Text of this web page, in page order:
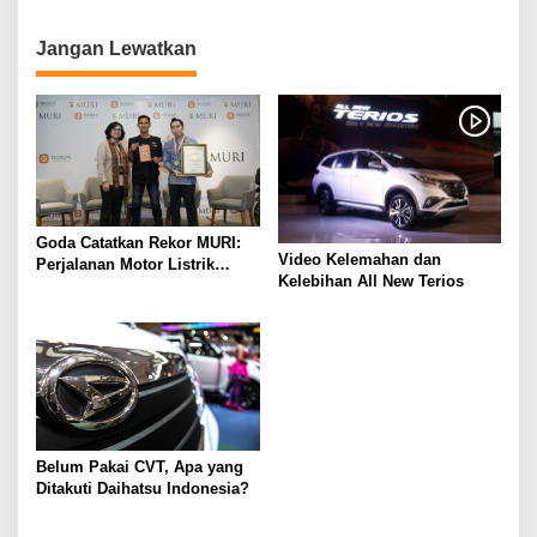
s
Jangan Lewatkan
Goda Catatkan Rekor MURI:
Perjalanan Motor Listrik
Video Kelemahan dan
Kelebihan All New Terios
Belum Pakai CVT, Apa yang
Ditakuti Daihatsu Indonesia?